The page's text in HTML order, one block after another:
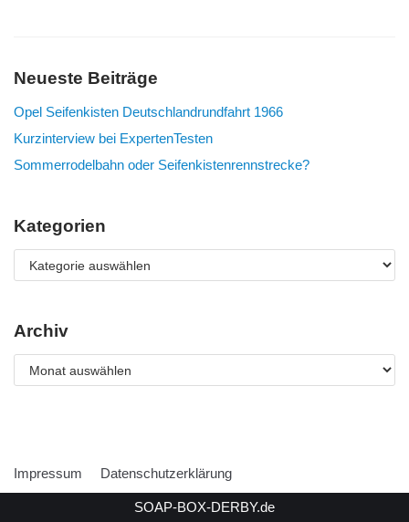
Neueste Beiträge
Opel Seifenkisten Deutschlandrundfahrt 1966
Kurzinterview bei ExpertenTesten
Sommerrodelbahn oder Seifenkistenrennstrecke?
Kategorien
Archiv
Impressum Datenschutzerklärung
SOAP-BOX-DERBY.de